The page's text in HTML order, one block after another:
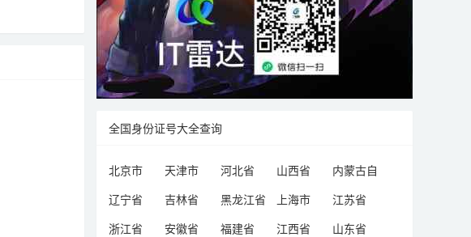
全国身份证号大全查询
北京市 天津市 河北省 山西省
内蒙古自
治区
辽宁省 吉林省 黑龙江省 上海市
江苏省
浙江省
安徽省 福建省 江西省
山东省